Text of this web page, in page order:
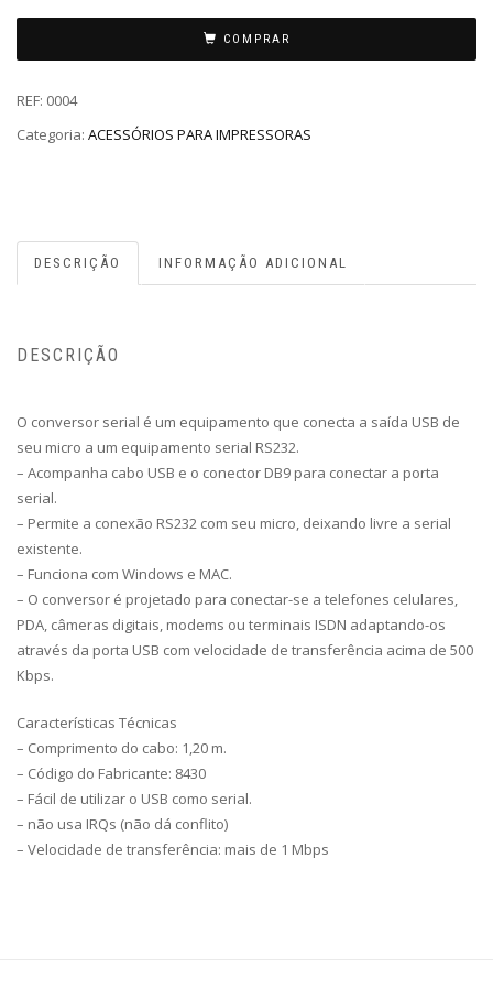
COMPRAR
REF: 0004
Categoria: ACESSÓRIOS PARA IMPRESSORAS
DESCRIÇÃO INFORMAÇÃO ADICIONAL
DESCRIÇÃO
O conversor serial é um equipamento que conecta a saída USB de
seu micro a um equipamento serial RS232.
– Acompanha cabo USB e o conector DB9 para conectar a porta
serial.
– Permite a conexão RS232 com seu micro, deixando livre a serial
existente.
– Funciona com Windows e MAC.
– O conversor é projetado para conectar-se a telefones celulares,
PDA, câmeras digitais, modems ou terminais ISDN adaptando-os
através da porta USB com velocidade de transferência acima de 500
Kbps.
Características Técnicas
– Comprimento do cabo: 1,20 m.
– Código do Fabricante: 8430
– Fácil de utilizar o USB como serial.
– não usa IRQs (não dá conflito)
– Velocidade de transferência: mais de 1 Mbps